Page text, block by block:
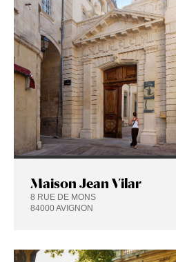
Maison Jean Vilar
8 RUE DE MONS
84000 AVIGNON